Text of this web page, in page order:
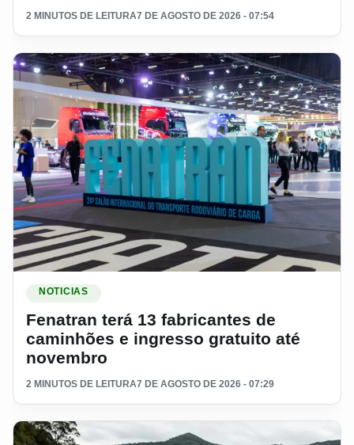
2 MINUTOS DE LEITURA7 DE AGOSTO DE 2026 - 07:54
NOTICIAS
Fenatran terá 13 fabricantes de
caminhões e ingresso gratuito até
novembro
2 MINUTOS DE LEITURA7 DE AGOSTO DE 2026 - 07:29